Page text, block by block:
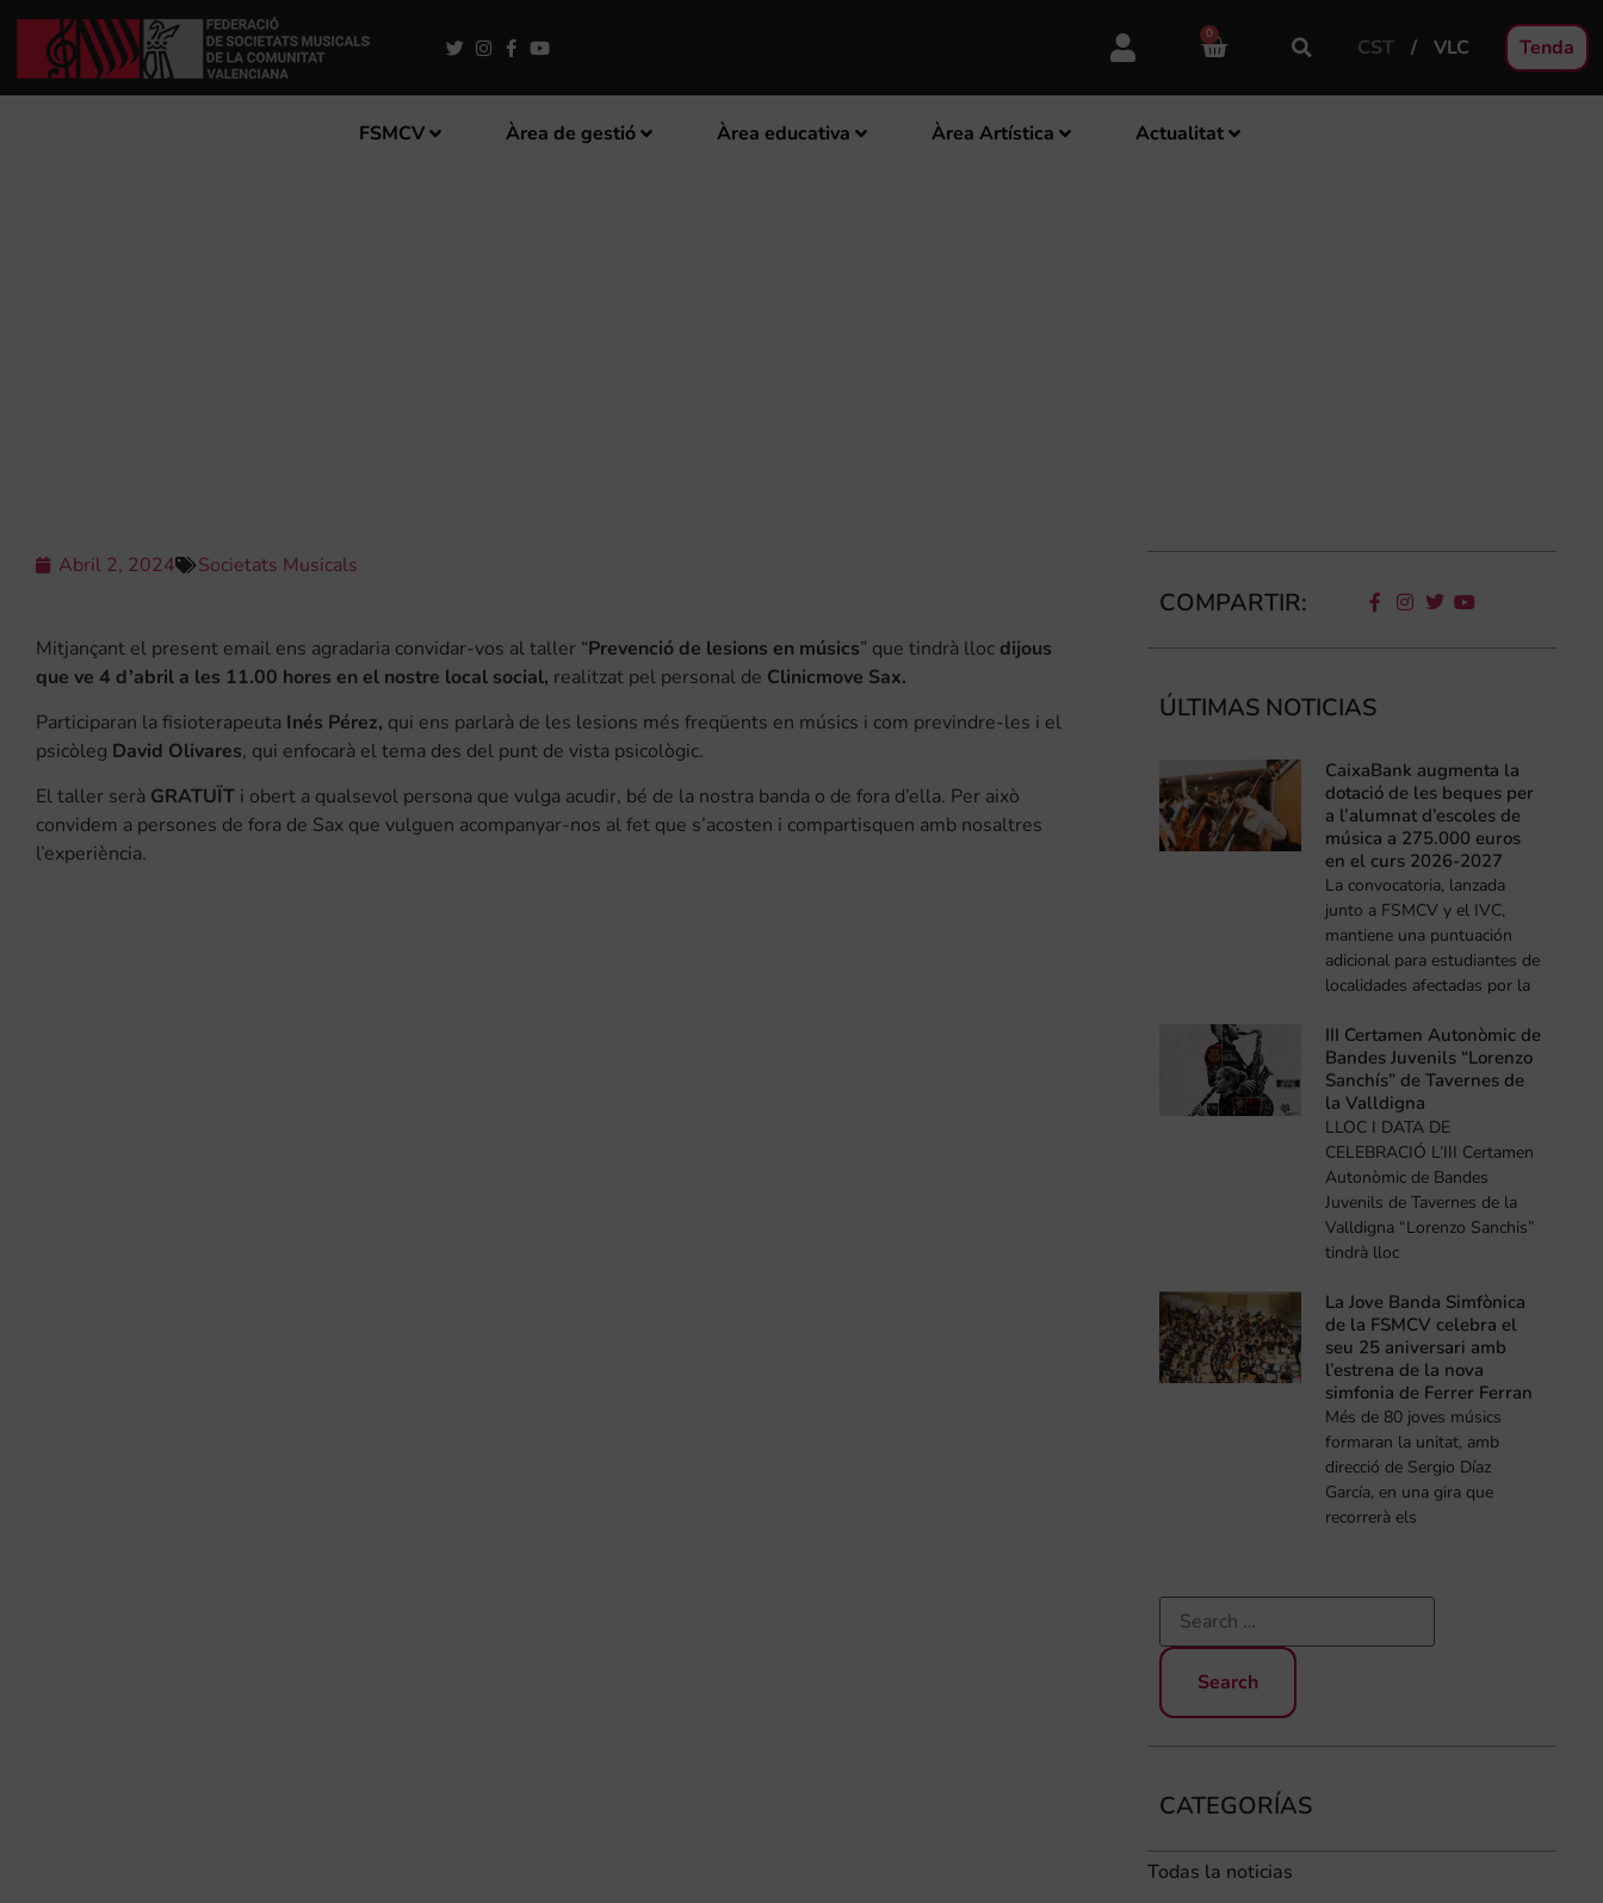
0
CST VLC Tenda
FSMCV Àrea de gestió Àrea educativa Àrea Artística Actualitat
Abril 2, 2024 Societats Musicals
Mitjançant el present email ens agradaria convidar-vos al taller “Prevenció de lesions en músics” que tindrà lloc dijous
que ve 4 d’abril a les 11.00 hores en el nostre local social, realitzat pel personal de Clinicmove Sax.
Participaran la fisioterapeuta Inés Pérez, qui ens parlarà de les lesions més freqüents en músics i com previndre-les i el
psicòleg David Olivares, qui enfocarà el tema des del punt de vista psicològic.
El taller serà GRATUÏT i obert a qualsevol persona que vulga acudir, bé de la nostra banda o de fora d’ella. Per això
convidem a persones de fora de Sax que vulguen acompanyar-nos al fet que s’acosten i compartisquen amb nosaltres
l’experiència.
COMPARTIR:
ÚLTIMAS NOTICIAS
CaixaBank augmenta la
dotació de les beques per
a l’alumnat d’escoles de
música a 275.000 euros
en el curs 2026-2027
La convocatoria, lanzada
junto a FSMCV y el IVC,
mantiene una puntuación
adicional para estudiantes de
localidades afectadas por la
III Certamen Autonòmic de
Bandes Juvenils “Lorenzo
Sanchís” de Tavernes de
la Valldigna
LLOC I DATA DE
CELEBRACIÓ L’III Certamen
Autonòmic de Bandes
Juvenils de Tavernes de la
Valldigna “Lorenzo Sanchis”
tindrà lloc
La Jove Banda Simfònica
de la FSMCV celebra el
seu 25 aniversari amb
l’estrena de la nova
simfonia de Ferrer Ferran
Més de 80 joves músics
formaran la unitat, amb
direcció de Sergio Díaz
García, en una gira que
recorrerà els
CATEGORÍAS
Todas la noticias